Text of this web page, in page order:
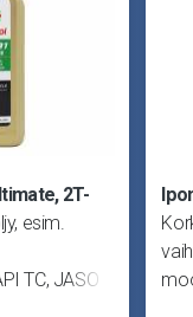
2T-
esim.
TC, JASO